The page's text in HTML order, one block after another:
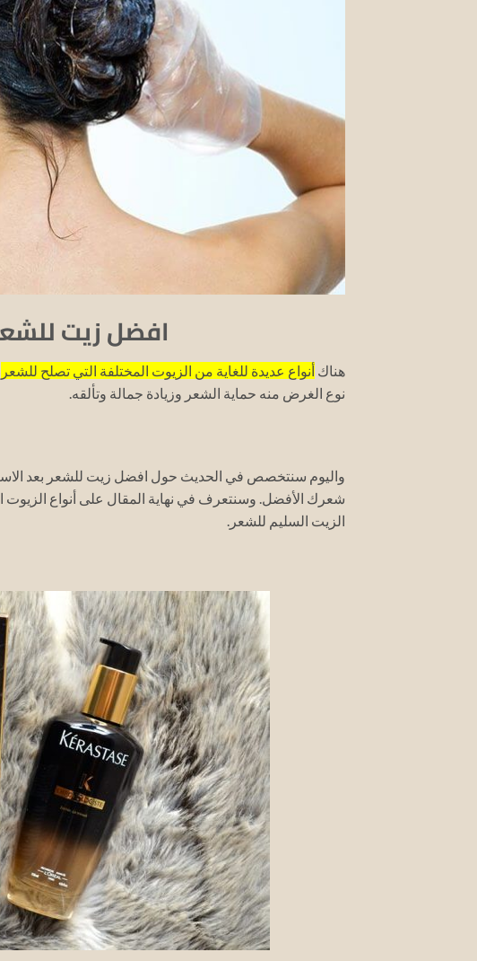
افضل زيت
هناك أنواع عديدة للغاية من الزيوت المختلفة التي تصلح للشعر
نوع الغرض منه حماية الشعر وزيادة جمالة وتألقه.
واليوم سنتخصص في الحديث حول افضل زيت للشعر بعد
شعرك الأفضل. وسنتعرف في نهاية المقال على أنواع
الزيت السليم للشعر.